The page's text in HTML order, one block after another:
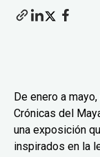
De enero a
Crónicas del
una exposición
inspirados en la